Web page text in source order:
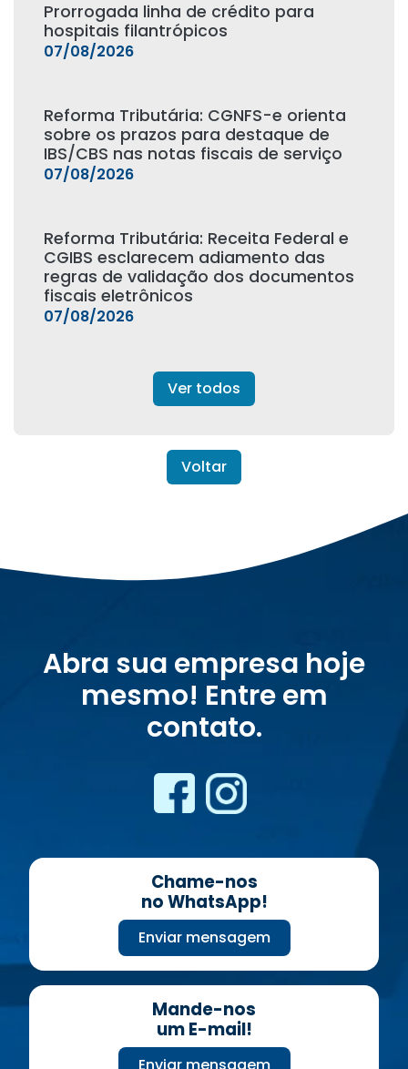
Prorrogada linha de crédito para
hospitais filantrópicos
07/08/2026
Reforma Tributária: CGNFS-e orienta
sobre os prazos para destaque de
IBS/CBS nas notas fiscais de serviço
07/08/2026
Reforma Tributária: Receita Federal e
CGIBS esclarecem adiamento das
regras de validação dos documentos
fiscais eletrônicos
07/08/2026
Ver todos
Voltar
Abra sua empresa hoje
mesmo! Entre em
contato.
Chame-nos
no WhatsApp!
Enviar mensagem
Mande-nos
um E-mail!
Enviar mensagem